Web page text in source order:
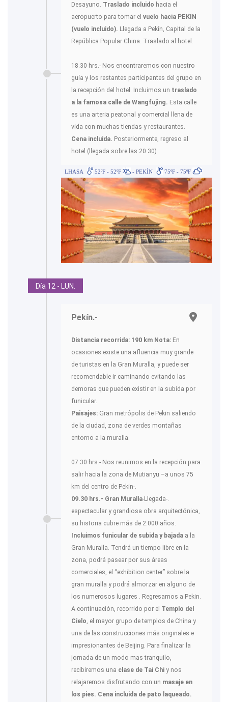
Desayuno. Traslado incluido hacia el
aeropuerto para tomar el vuelo hacia PEKIN
(vuelo incluido). Llegada a Pekín, Capital de la
República Popular China. Traslado al hotel.
18.30 hrs.- Nos encontraremos con nuestro
guía y los restantes participantes del grupo en
la recepción del hotel. Incluimos un traslado
a la famosa calle de Wangfujing. Esta calle
es una arteria peatonal y comercial llena de
vida con muchas tiendas y restaurantes.
Cena incluida. Posteriormente, regreso al
hotel (llegada sobre las 20.30)
LHASA 52ºF - 52ºF - PEKÍN 75ºF - 75ºF
Día 12 - LUN.
Pekín.-
Distancia recorrida: 190 km Nota: En
ocasiones existe una afluencia muy grande
de turistas en la Gran Muralla, y puede ser
recomendable ir caminando evitando las
demoras que pueden existir en la subida por
funicular.
Paisajes: Gran metrópolis de Pekin saliendo
de la ciudad, zona de verdes montañas
entorno a la muralla.
07.30 hrs.- Nos reunimos en la recepción para
salir hacia la zona de Mutianyu –a unos 75
km del centro de Pekin-.
09.30 hrs.- Gran Muralla-Llegada-.
espectacular y grandiosa obra arquitectónica,
su historia cubre más de 2.000 años.
Incluimos funicular de subida y bajada a la
Gran Muralla. Tendrá un tiempo libre en la
zona, podrá pasear por sus áreas
comerciales, el “exhibition center” sobre la
gran muralla y podrá almorzar en alguno de
los numerosos lugares . Regresamos a Pekin.
A continuación, recorrido por el Templo del
Cielo , el mayor grupo de templos de China y
una de las construcciones más originales e
impresionantes de Beijing. Para finalizar la
jornada de un modo mas tranquilo,
recibiremos una clase de Tai Chi y nos
relajaremos disfrutando con un masaje en
los pies. Cena incluida de pato laqueado.